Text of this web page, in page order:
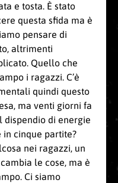
e tosta. È stato
questa sfida ma è
pensare di
altrimenti
Quello che
i ragazzi. C’è
quindi questo
ma venti giorni fa
dispendio di energie
cinque partite?
nei ragazzi, un
le cose, ma è
Ci siamo